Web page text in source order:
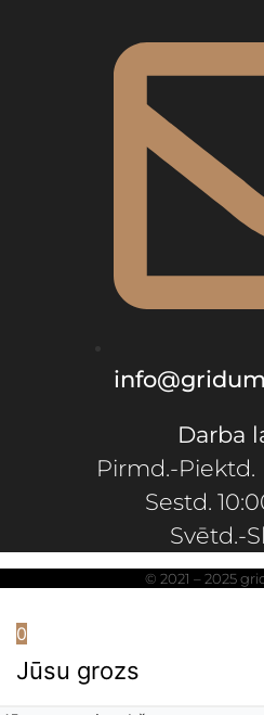
Darba
Pirmd.-Piektd.
Sestd.
Svētd.-
© 2021 – 2025
0
Jūsu grozs